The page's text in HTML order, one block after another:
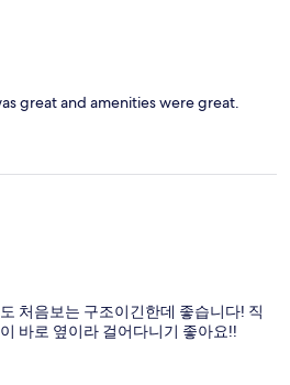
great and amenities were great.
처음보는 구조이긴한데 좋습니다! 직
바로 옆이라 걸어다니기 좋아요!!